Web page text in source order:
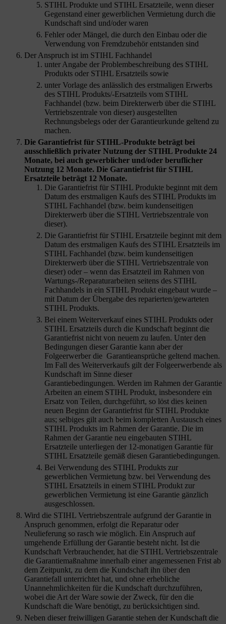
STIHL Produkte und STIHL Ersatzteile, wenn dieser
Gegenstand einer gewerblichen Vermietung durch die
Kundschaft sind und/oder waren
Fehler oder Mängel, die durch den Einbau oder die
Verwendung von Fremdzubehör entstanden sind
Der Anspruch ist im STIHL Fachhandel
unter Angabe der Problembeschreibung des STIHL
Produkts oder STIHL Ersatzteils sowie
unter Vorlage des anlässlich des erstmaligen Erwerbs
des STIHL Produkts/-Ersatzteils vom STIHL
Fachhandel (bzw. beim Direkterwerb über die STIHL
Vertriebszentrale von dieser) ausgestellten
Rechnungsbelegs oder der Garantieurkunde geltend zu
machen.
Die Garantiefrist für STIHL-Produkte beträgt bei
ausschließlich privater Nutzung der STIHL Produkte 24
Monate, bei auch gewerblicher und/oder beruflicher
Nutzung 12 Monate. Die Garantiefrist für STIHL
Ersatzteile beträgt 12 Monate.
Die Garantiefrist für STIHL Produkte beginnt mit dem
Datum des erstmaligen Kaufs des STIHL Produkts im
STIHL Fachhandel (bzw. beim kundenseitigen
Direkterwerb über die STIHL Vertriebszentrale von
dieser).
Die Garantiefrist für STIHL Ersatzteile beginnt mit dem
Datum des erstmaligen Kaufs des STIHL Ersatzteils im
STIHL Fachhandel (bzw. beim kundenseitigen
Direkterwerb über die STIHL Vertriebszentrale von
dieser) oder – wenn das Ersatzteil im Rahmen von
Wartungs-/Reparaturarbeiten seitens des STIHL
Fachhandels in ein STIHL Produkt eingebaut wurde –
mit Datum der Übergabe des reparierten/gewarteten
STIHL Produkts.
Bei einem Weiterverkauf eines STIHL Produkts oder
STIHL Ersatzteils durch die Kundschaft beginnt die
Garantiefrist nicht von neuem zu laufen. Unter den
Bedingungen dieser Garantie kann aber der
Folgeerwerber die Garantieansprüche geltend machen.
Im Fall des Weiterverkaufs gilt der Folgeerwerbende als
Kundschaft im Sinne dieser
Garantiebedingungen. Werden im Rahmen der Garantie
Arbeiten an einem STIHL Produkt, insbesondere ein
Ersatz von Teilen, durchgeführt, so löst dies keinen
neuen Beginn der Garantiefrist für STIHL Produkte
aus; selbiges gilt auch beim kompletten Austausch eines
STIHL Produkts im Rahmen der Garantie. Die im
Rahmen der Garantie neu eingebauten STIHL
Ersatzteile unterliegen der 12-monatigen Garantie für
STIHL Ersatzteile gemäß diesen Garantiebedingungen.
Bei Verwendung des STIHL Produkts zur
gewerblichen Vermietung bzw. bei Verwendung des
STIHL Ersatzteils in einem STIHL Produkt zur
gewerblichen Vermietung ist eine Garantie gänzlich
ausgeschlossen.
Wird die STIHL Vertriebszentrale aufgrund der Garantie in
Anspruch genommen, erfolgt die Reparatur oder
Neulieferung so rasch wie möglich. Ein Anspruch auf
umgehende Erfüllung der Garantie besteht nicht. Ist die
Kundschaft Verbrauchender, hat die STIHL Vertriebszentrale
die Garantiemaßnahme innerhalb einer angemessenen Frist ab
dem Zeitpunkt, zu dem die Kundschaft ihn über den
Garantiefall unterrichtet hat, und ohne erhebliche
Unannehmlichkeiten für die Kundschaft durchzuführen,
wobei die Art der Ware sowie der Zweck, für den die
Kundschaft die Ware benötigt, zu berücksichtigen sind.
Neben dieser freiwilligen Garantie stehen der Kundschaft die